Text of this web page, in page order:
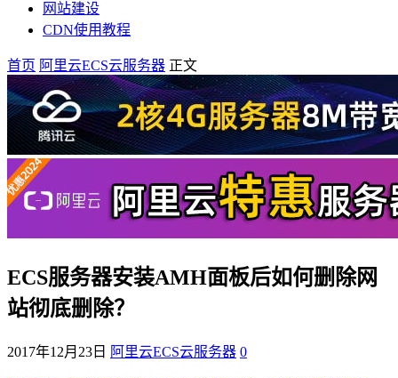
网站建设
CDN使用教程
首页 阿里云ECS云服务器 正文
ECS服务器安装AMH面板后如何删除网
站彻底删除？
2017年12月23日 阿里云ECS云服务器 0